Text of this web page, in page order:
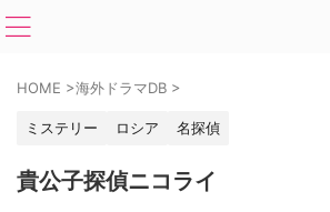
HOME >海外ドラマDB >
ミステリー ロシア 名探偵
貴公子探偵ニコライ